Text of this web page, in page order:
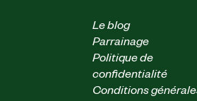
Le blog
Parrainage
Politique de
confidentialité
Conditions